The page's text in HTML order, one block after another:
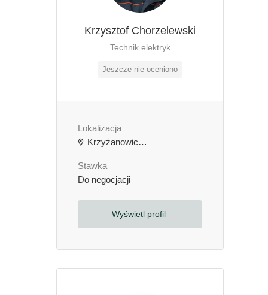
Krzysztof Chorzelewski
Technik elektryk
Jeszcze nie oceniono
Lokalizacja
Krzyżanowice, Polska
Stawka
Do negocjacji
Wyświetl profil